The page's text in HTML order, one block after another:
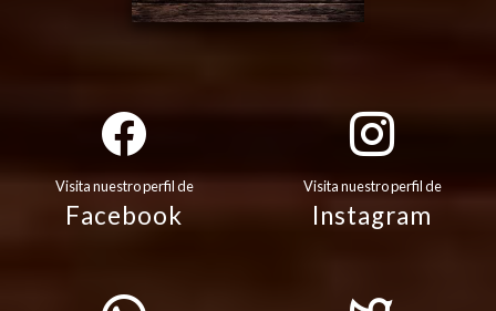
Visita nuestro perfil de
Facebook
Visita nuestro perfil de
Instagram